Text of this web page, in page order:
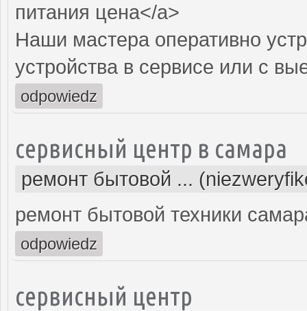
питания цена</a>
Наши мастера оперативно
устройства в сервисе или с
odpowiedz
сервисный центр в самара
ремонт бытовой ...
ремонт бытовой техники
odpowiedz
сервисный центр